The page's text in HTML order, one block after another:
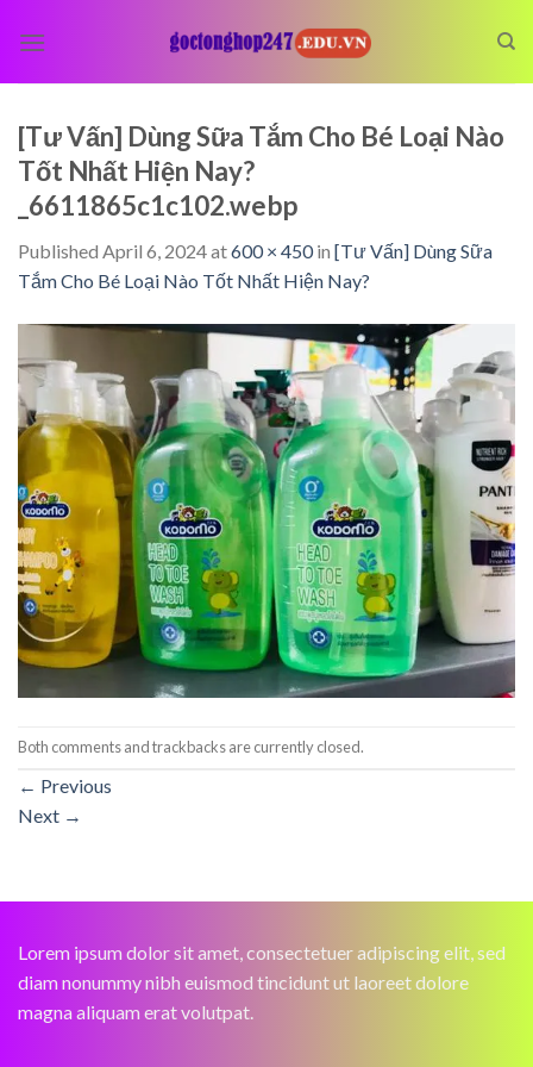
[Tư Vấn] Dùng Sữa Tắm Cho Bé Loại Nào
Tốt Nhất Hiện Nay?
_6611865c1c102.webp
Published April 6, 2024at600 × 450in [Tư Vấn] Dùng Sữa
Tắm Cho Bé Loại Nào Tốt Nhất Hiện Nay?
Both comments and trackbacks are currently closed.
← Previous
Next →
Lorem ipsum dolor sit amet, consectetuer adipiscing elit, sed
diam nonummy nibh euismod tincidunt ut laoreet dolore
magna aliquam erat volutpat.